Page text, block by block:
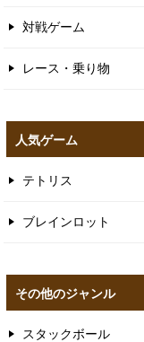
対戦ゲーム
レース・乗り物
人気ゲーム
テトリス
ブレインロット
その他のジャンル
スタックボール